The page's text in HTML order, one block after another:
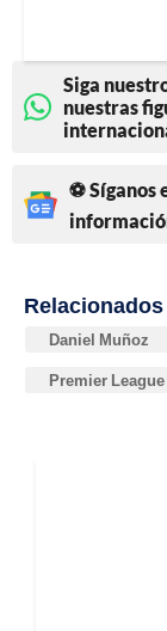
Siga
nuestras
⚽ Síganos
Relacionados
Daniel Muñoz
Premier League